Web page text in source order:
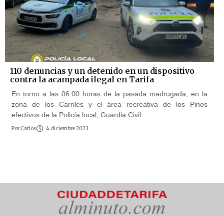
110 denuncias y un detenido en un dispositivo
contra la acampada ilegal en Tarifa
En torno a las 06.00 horas de la pasada madrugada, en la
zona de los Carriles y el área recreativa de los Pinos
efectivos de la Policía local, Guardia Civil
Por Carlos 4 diciembre 2023